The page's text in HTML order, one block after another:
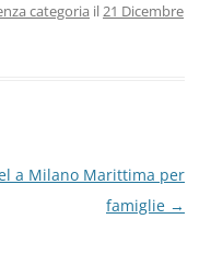
categoria il21 Dicembre
a Milano Marittima per
famiglie →